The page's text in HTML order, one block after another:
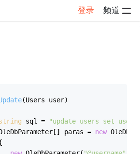
登录 频道
详情
(Users user)
sql =
"update users set
paras =
new